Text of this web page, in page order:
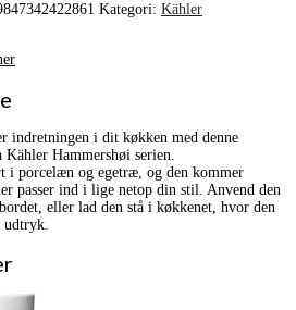
Kategori: Kähler
indretningen i dit køkken med denne
Hammershøi serien.
i porcelæn og egetræ, og den kommer
passer ind i lige netop din stil. Anvend den
eller lad den stå i køkkenet, hvor den